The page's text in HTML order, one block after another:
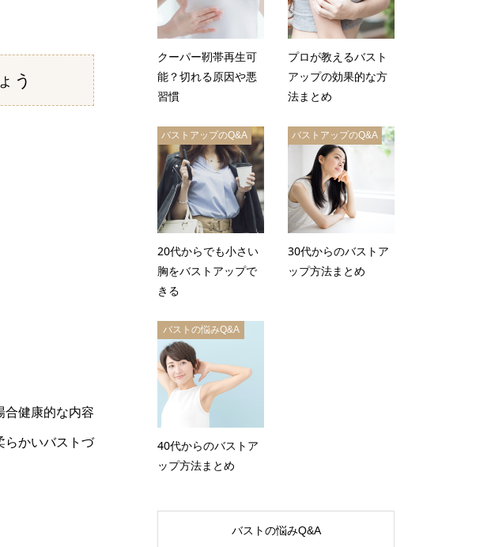
う
合健康的な内容
らかいバストづ
クーパー靭帯再生可
能？切れる原因や悪
習慣
プロが教えるバスト
アップの効果的な方
法まとめ
バストアップのQ&A
20代からでも小さい
胸をバストアップで
きる
バストアップのQ&A
30代からのバストア
ップ方法まとめ
バストの悩みQ&A
40代からのバストア
ップ方法まとめ
バストの悩みQ&A